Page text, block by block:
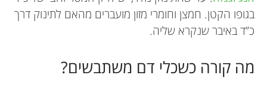
בגופו הקטן. חמצן וחומרי מזון מועברים מהאם לתינוק דרך
כ”ד באיבר שנקרא שליה.
מה קורה כשכלי דם משתבשים?